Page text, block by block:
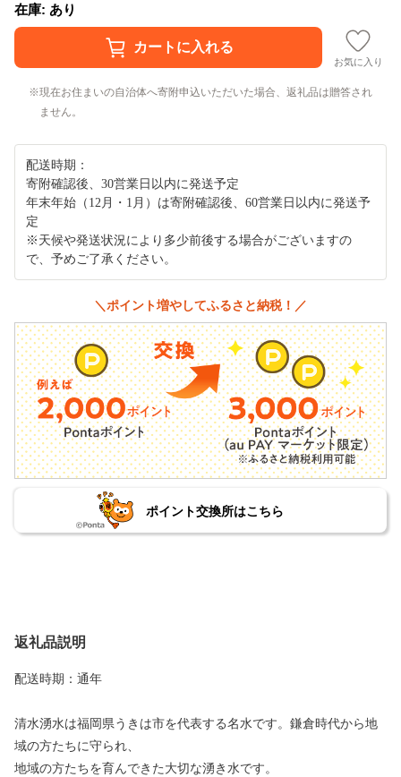
在庫: あり
お気に入り
現在お住まいの自治体へ寄附申込いただいた場合、返礼品は贈答され
ません。
配送時期：
寄附確認後、30営業日以内に発送予定
年末年始（12月・1月）は寄附確認後、60営業日以内に発送予
定
※天候や発送状況により多少前後する場合がございますの
で、予めご了承ください。
＼ポイント増やしてふるさと納税！／
ポイント交換所はこちら
返礼品説明
配送時期：通年
清水湧水は福岡県うきは市を代表する名水です。鎌倉時代から地
域の方たちに守られ、
地域の方たちを育んできた大切な湧き水です。